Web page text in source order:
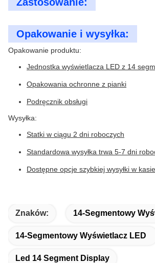
Opakowanie i wysyłka:
Opakowanie produktu:
Jednostka wyświetlacza LED z 14
Opakowania ochronne z pianki
Podręcznik obsługi
Wysyłka:
Statki w ciągu 2 dni roboczych
Standardowa wysyłka trwa 5-7 dni
Dostępne opcje szybkiej wysyłki w kasie
Znaków: 14-Segmentowy
14-Segmentowy Wyświetlacz LED
Led 14 Segment Display